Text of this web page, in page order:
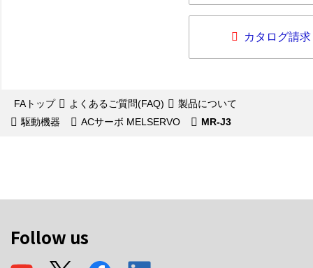
カタログ請求
FAトップ よくあるご質問(FAQ)
製品について
駆動機器
ACサーボ MELSERVO MR-J3
Follow us